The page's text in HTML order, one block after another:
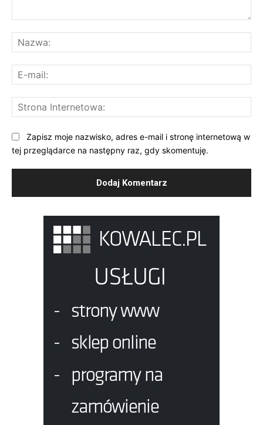
Zapisz moje nazwisko, adres e-mail i stronę internetową w
tej przeglądarce na następny raz, gdy skomentuję.